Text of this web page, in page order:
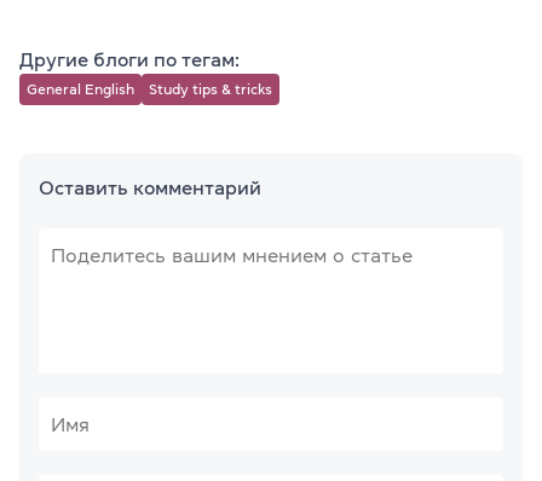
Другие блоги по тегам:
General English Study tips & tricks
Оставить комментарий